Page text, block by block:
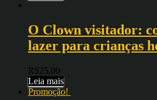
O Clown visitador:
lazer para crianças
R$25,00
Leia mais
Promoção!